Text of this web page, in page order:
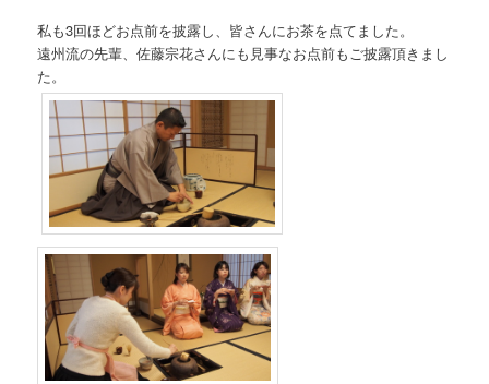
私も3回ほどお点前を披露し、皆さんにお茶を点てました。
遠州流の先輩、佐藤宗花さんにも見事なお点前もご披露頂きまし
た。